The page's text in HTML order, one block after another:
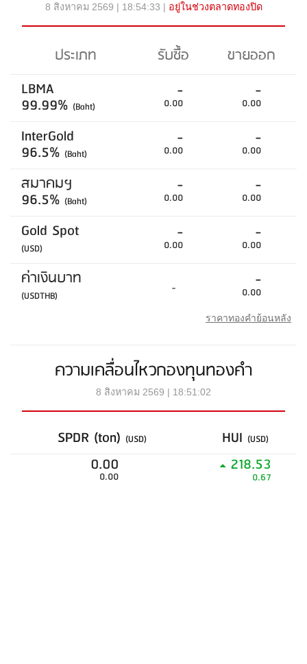
8 สิงหาคม 2569 | 18:54:33 | อยู่ในช่วงตลาดทองปิด
ประเภท รับซื้อ
ขายออก
LBMA
99.99% (Baht)
-
0.00
-
0.00
InterGold
96.5% (Baht)
-
0.00
-
0.00
สมาคมฯ
96.5% (Baht)
-
0.00
-
0.00
Gold Spot
(USD)
-
0.00
-
0.00
ค่าเงินบาท
(USDTHB) - -
0.00
ราคาทองคำย้อนหลัง
ความเคลื่อนไหวกองทุนทองคำ
8 สิงหาคม 2569 | 18:51:02
SPDR (ton) (USD) HUI (USD)
0.00
0.00
218.53
0.67